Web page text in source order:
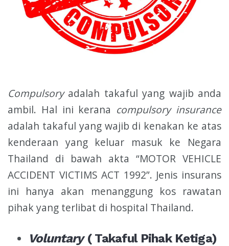
Compulsoryadalah takaful yang wajib anda
ambil. Hal ini kerana compulsory insurance
adalah takaful yang wajib di kenakan ke atas
kenderaan yang keluar masuk ke Negara
Thailand di bawah akta “MOTOR VEHICLE
ACCIDENT VICTIMS ACT 1992”. Jenis insurans
ini hanya akan menanggung kos rawatan
pihak yang terlibat di hospital Thailand.
Voluntary( Takaful Pihak Ketiga)